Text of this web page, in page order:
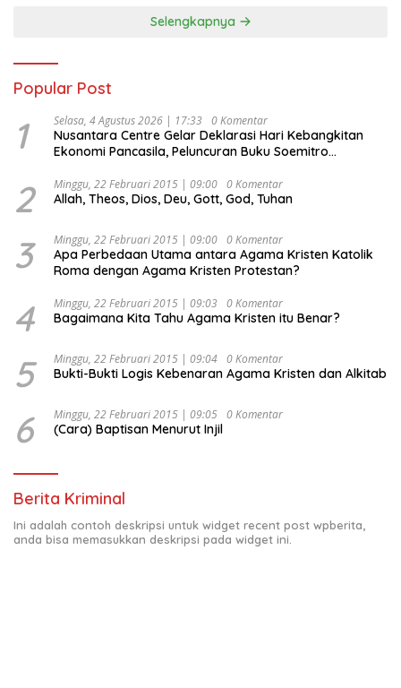
Selengkapnya
Popular Post
1 Selasa, 4 Agustus 2026 | 17:33 0 Komentar
Nusantara Centre Gelar Deklarasi Hari Kebangkitan
Ekonomi Pancasila, Peluncuran Buku Soemitro
Ekonomi Politik Indonesia) & Simposium Nasional
“Urgensi Undang-Undang Perekonomian Nasional dan
Indonesia Emas 2045”,
2 Minggu, 22 Februari 2015 | 09:00 0 Komentar
Allah, Theos, Dios, Deu, Gott, God, Tuhan
3 Minggu, 22 Februari 2015 | 09:00 0 Komentar
Apa Perbedaan Utama antara Agama Kristen Katolik
Roma dengan Agama Kristen Protestan?
4 Minggu, 22 Februari 2015 | 09:03 0 Komentar
Bagaimana Kita Tahu Agama Kristen itu Benar?
5 Minggu, 22 Februari 2015 | 09:04 0 Komentar
Bukti-Bukti Logis Kebenaran Agama Kristen dan Alkitab
6 Minggu, 22 Februari 2015 | 09:05 0 Komentar
(Cara) Baptisan Menurut Injil
Berita Kriminal
Ini adalah contoh deskripsi untuk widget recent post wpberita,
anda bisa memasukkan deskripsi pada widget ini.